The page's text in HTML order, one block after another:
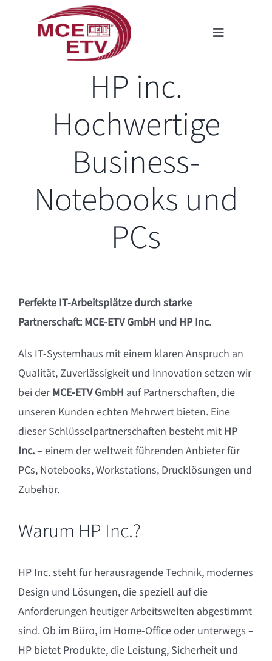
Toggle
Firmenprofil
Kompetenzen
Karriere
Kontakt
Datenschutz
HP inc.
Hochwertige
Business-
Notebooks und
PCs
Perfekte IT-Arbeitsplätze durch starke
Partnerschaft: MCE-ETV GmbH und HP Inc.
Als IT-Systemhaus mit einem klaren Anspruch an
Qualität, Zuverlässigkeit und Innovation setzen wir
bei derMCE-ETV GmbH auf Partnerschaften, die
unseren Kunden echten Mehrwert bieten. Eine
dieser Schlüsselpartnerschaften besteht mit HP
Inc.– einem der weltweit führenden Anbieter für
PCs, Notebooks, Workstations, Drucklösungen und
Zubehör.
Warum HP Inc.?
HP Inc. steht für herausragende Technik, modernes
Design und Lösungen, die speziell auf die
Anforderungen heutiger Arbeitswelten abgestimmt
sind. Ob im Büro, im Home-Office oder unterwegs –
HP bietet Produkte, die Leistung, Sicherheit und